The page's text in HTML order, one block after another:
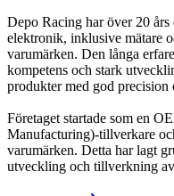
Depo Racing har över 20
elektronik, inklusive mätare
varumärken. Den långa
kompetens och stark
produkter med god
Företaget startade som en
Manufacturing)-tillverkare
varumärken. Detta har lagt
utveckling och tillverkning